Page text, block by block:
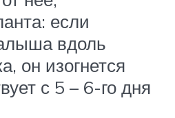
если
вдоль
он изогнется
с 5 – 6-го дня